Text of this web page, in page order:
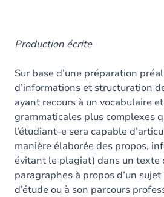
Production écrite
Sur base d’une préparation
d’informations et structuration
ayant recours à un vocabulaire
grammaticales plus complexes
l’étudiant-e sera capable
manière élaborée des propos,
évitant le plagiat) dans un texte
paragraphes à propos d’un
d’étude ou à son parcours